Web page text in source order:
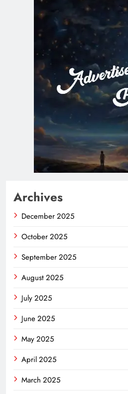
Archives
December 2025
October 2025
September 2025
August 2025
July 2025
June 2025
May 2025
April 2025
March 2025